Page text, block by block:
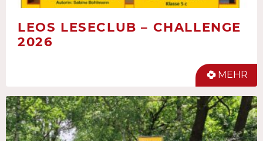
LEOS LESECLUB – CHALLENGE
2026
MEHR